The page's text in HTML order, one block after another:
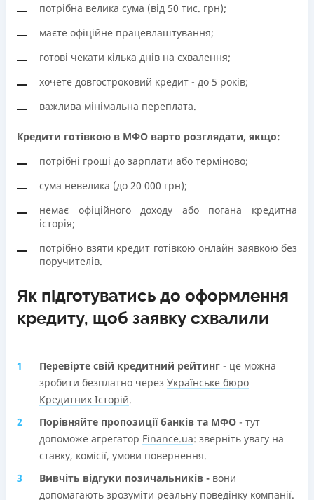
потрібна велика сума (від 50 тис. грн);
маєте офіційне працевлаштування;
готові чекати кілька днів на схвалення;
хочете довгостроковий кредит - до 5 років;
важлива мінімальна переплата.
Кредити готівкою в МФО варто розглядати, якщо:
потрібні гроші до зарплати або терміново;
сума невелика (до 20 000 грн);
немає офіційного доходу або погана кредитна
історія;
потрібно взяти кредит готівкою онлайн заявкою без
поручителів.
Як підготуватись до оформлення
кредиту, щоб заявку схвалили
Перевірте свій кредитний рейтинг - це можна
зробити безплатно через Українське бюро
Кредитних Історій.
Порівняйте пропозиції банків та МФО - тут
допоможе агрегатор Finance.ua: зверніть увагу на
ставку, комісії, умови повернення.
Вивчіть відгуки позичальників - вони
допомагають зрозуміти реальну поведінку компанії.